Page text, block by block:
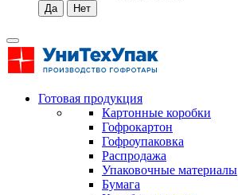
Готовая продукция
Картонные коробки
Гофрокартон
Гофроупаковка
Распродажа
Упаковочные материалы
Бумага